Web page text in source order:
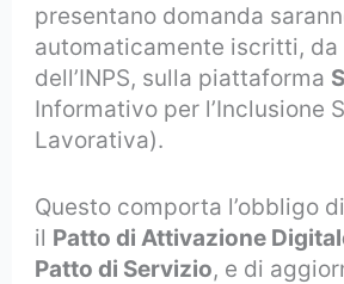
presentano domanda
automaticamente iscritti, da
dell’INPS, sulla piattaforma
Informativo per l’Inclusione
Lavorativa).
Questo comporta l’obbligo
il Patto di Attivazione
Patto di Servizio, e di